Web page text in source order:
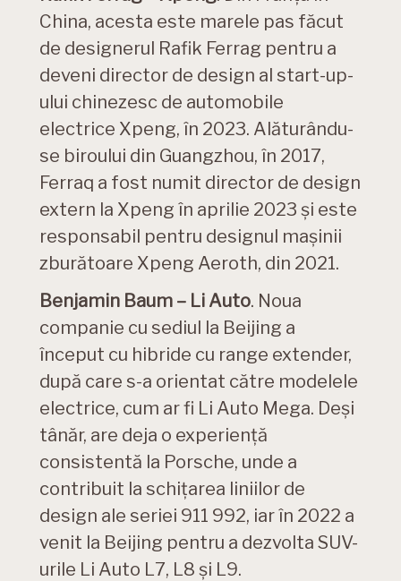
China, acesta este marele pas făcut
de designerul Rafik Ferrag pentru a
deveni director de design al start-up-
ului chinezesc de automobile
electrice Xpeng, în 2023. Alăturându-
se biroului din Guangzhou, în 2017,
Ferraq a fost numit director de design
extern la Xpeng în aprilie 2023 și este
responsabil pentru designul mașinii
zburătoare Xpeng Aeroth, din 2021.
Benjamin Baum – Li Auto. Noua
companie cu sediul la Beijing a
început cu hibride cu range extender,
după care s-a orientat către modelele
electrice, cum ar fi Li Auto Mega. Deși
tânăr, are deja o experiență
consistentă la Porsche, unde a
contribuit la schițarea liniilor de
design ale seriei 911 992, iar în 2022 a
venit la Beijing pentru a dezvolta SUV-
urile Li Auto L7, L8 și L9.